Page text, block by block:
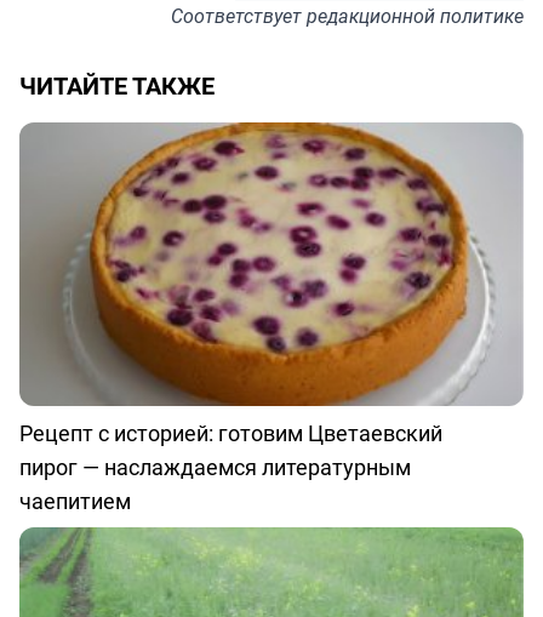
Соответствуетредакционной политике
ЧИТАЙТЕ ТАКЖЕ
Рецепт с историей: готовим Цветаевский
пирог — наслаждаемся литературным
чаепитием